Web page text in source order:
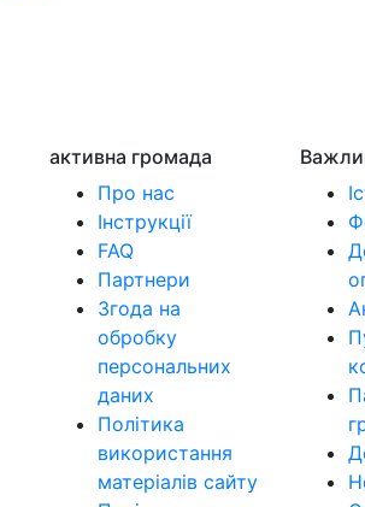
активна громада
Про нас
Інструкції
FAQ
Партнери
Згода на
обробку
персональних
даних
Політика
використання
матеріалів сайту